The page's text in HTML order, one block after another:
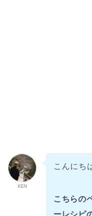
KEN
こんにち
こちらの